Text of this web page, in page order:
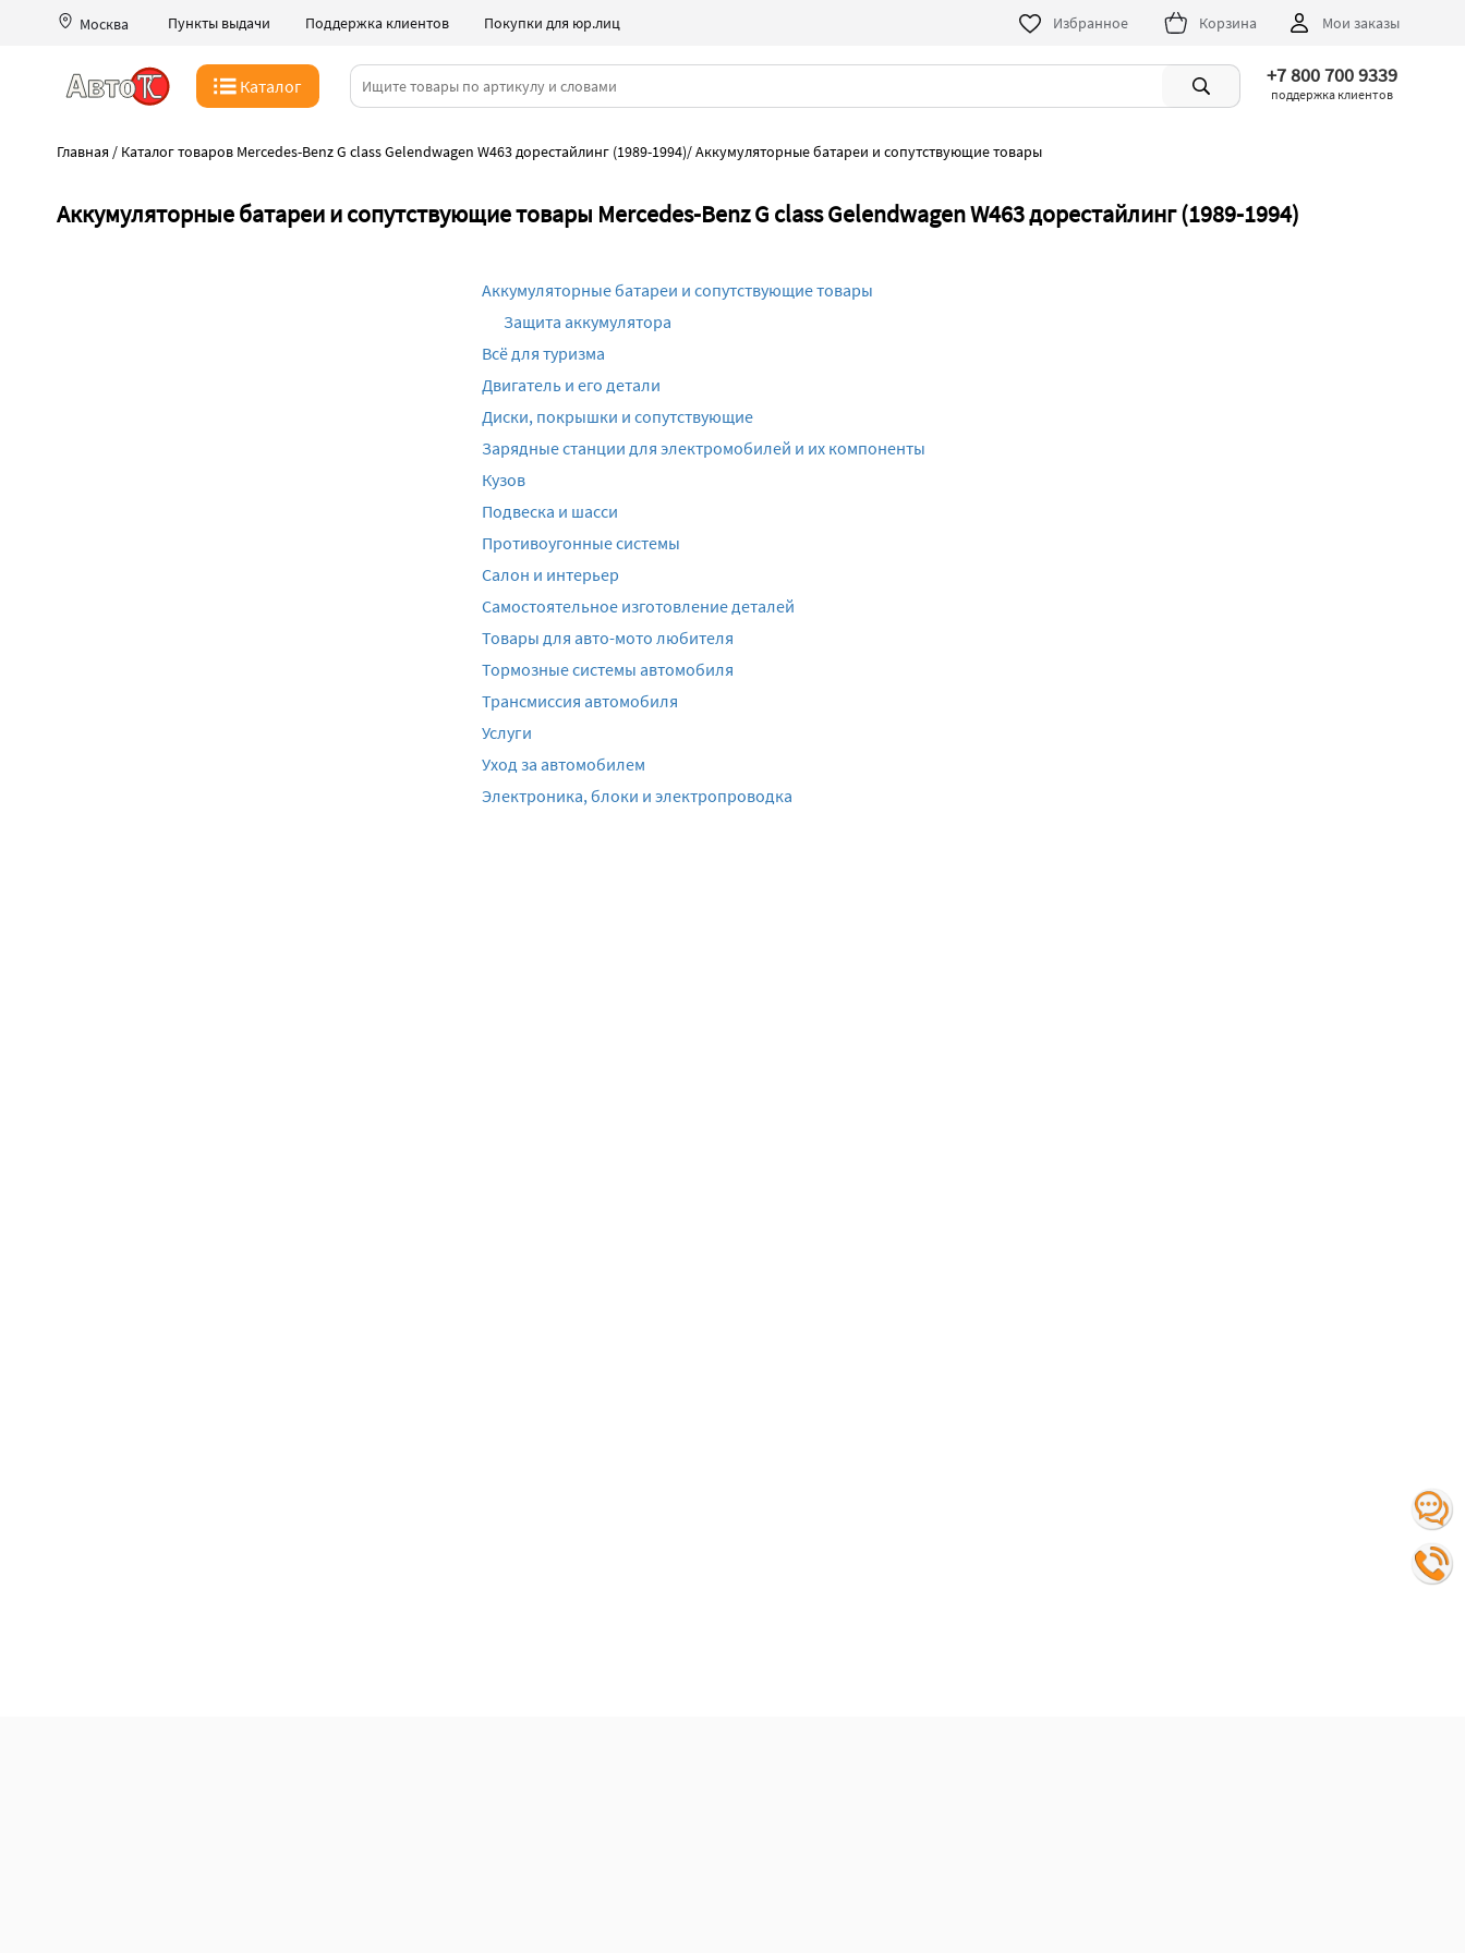
Москва Пункты выдачи Поддержка клиентов Покупки для юр.лиц Избранное Корзина Мои заказы
Каталог +7 800 700 9339
поддержка клиентов
Главная / Каталог товаров Mercedes-Benz G class Gelendwagen W463 дорестайлинг (1989-1994)/Аккумуляторные батареи и сопутствующие товары
Аккумуляторные батареи и сопутствующие товары Mercedes-Benz G class Gelendwagen W463 дорестайлинг (1989-1994)
Аккумуляторные батареи и сопутствующие товары
Защита аккумулятора
Всё для туризма
Двигатель и его детали
Диски, покрышки и сопутствующие
Зарядные станции для электромобилей и их компоненты
Кузов
Подвеска и шасси
Противоугонные системы
Салон и интерьер
Самостоятельное изготовление деталей
Товары для авто-мото любителя
Тормозные системы автомобиля
Трансмиссия автомобиля
Услуги
Уход за автомобилем
Электроника, блоки и электропроводка